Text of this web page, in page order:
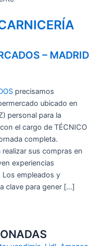
– MADRID
precisamos
ubicado en
personal para la
el cargo de TÉCNICO
completa.
sus compras en
experiencias
empleados y
clave para gener […]